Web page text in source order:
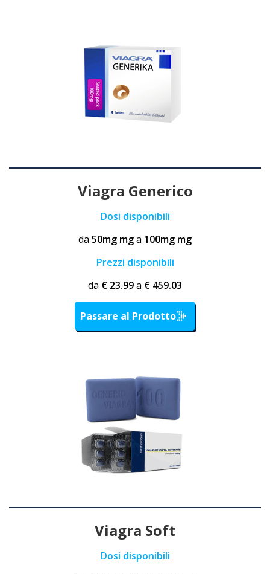
Viagra Generico
Dosi disponibili
da 50mg mga 100mg mg
Prezzi disponibili
da € 23.99a € 459.03
Passare al Prodotto
Viagra Soft
Dosi disponibili